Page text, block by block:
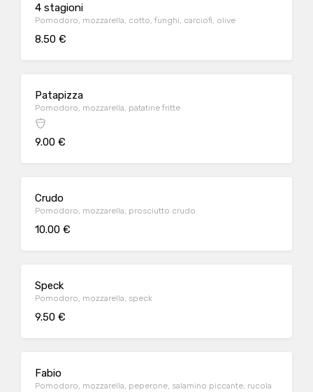
4 stagioni
Pomodoro, mozzarella, cotto, funghi, carciofi, olive
8.50 €
Patapizza
Pomodoro, mozzarella, patatine fritte
9.00 €
Crudo
Pomodoro, mozzarella, prosciutto crudo
10.00 €
Speck
Pomodoro, mozzarella, speck
9.50 €
Fabio
Pomodoro, mozzarella, peperone, salamino piccante, rucola